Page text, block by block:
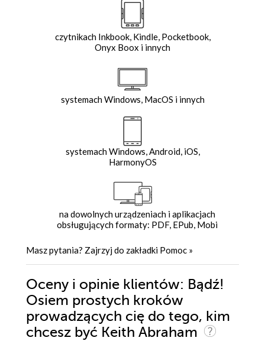
czytnikach Inkbook, Kindle, Pocketbook,
Onyx Boox i innych
systemach Windows, MacOS i innych
systemach Windows, Android, iOS,
HarmonyOS
na dowolnych urządzeniach i aplikacjach
obsługujących formaty: PDF, EPub, Mobi
Masz pytania? Zajrzyj do zakładki Pomoc »
Oceny i opinie klientów: Bądź!
Osiem prostych kroków
prowadzących cię do tego, kim
chcesz być Keith Abraham